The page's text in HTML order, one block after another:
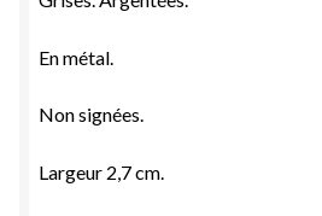
En métal.
Non signées.
Largeur 2,7 cm.